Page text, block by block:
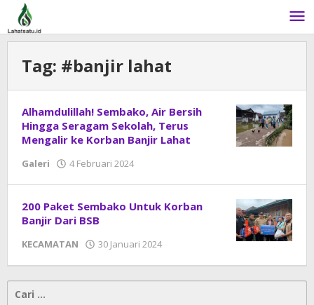
Lewati
konten
Tag: #banjir lahat
Alhamdulillah! Sembako, Air Bersih
Hingga Seragam Sekolah, Terus
Mengalir ke Korban Banjir Lahat
Galeri 4 Februari 2024
200 Paket Sembako Untuk Korban
Banjir Dari BSB
KECAMATAN 30 Januari 2024
Cari